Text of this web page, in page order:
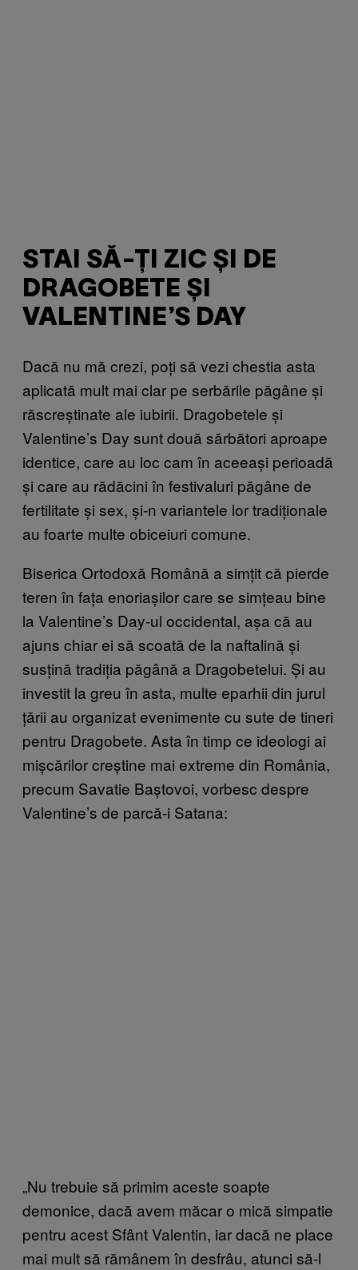
STAI SĂ-ȚI ZIC ȘI DE
DRAGOBETE ȘI
VALENTINE’S DAY
Dacă nu mă crezi, poți să vezi chestia asta
aplicată mult mai clar pe serbările păgâne și
răscreștinate ale iubirii. Dragobetele și
Valentine’s Day sunt două sărbători aproape
identice, care au loc cam în aceeași perioadă
și care au rădăcini în festivaluri păgâne de
fertilitate și sex, și-n variantele lor tradiționale
au foarte multe obiceiuri comune.
Biserica Ortodoxă Română a simțit că pierde
teren în fața enoriașilor care se simțeau bine
la Valentine’s Day-ul occidental, așa că au
ajuns chiar ei să scoată de la naftalină și
susțină tradiția păgână a Dragobetelui. Și au
investit la greu în asta, multe eparhii din jurul
țării au organizat evenimente cu sute de tineri
pentru Dragobete. Asta în timp ce ideologi ai
mișcărilor creștine mai extreme din România,
precum Savatie Baștovoi, vorbesc despre
Valentine’s de parcă-i Satana:
„Nu trebuie să primim aceste soapte
demonice, dacă avem măcar o mică simpatie
pentru acest Sfânt Valentin, iar dacă ne place
mai mult să rămânem în desfrâu, atunci să-l